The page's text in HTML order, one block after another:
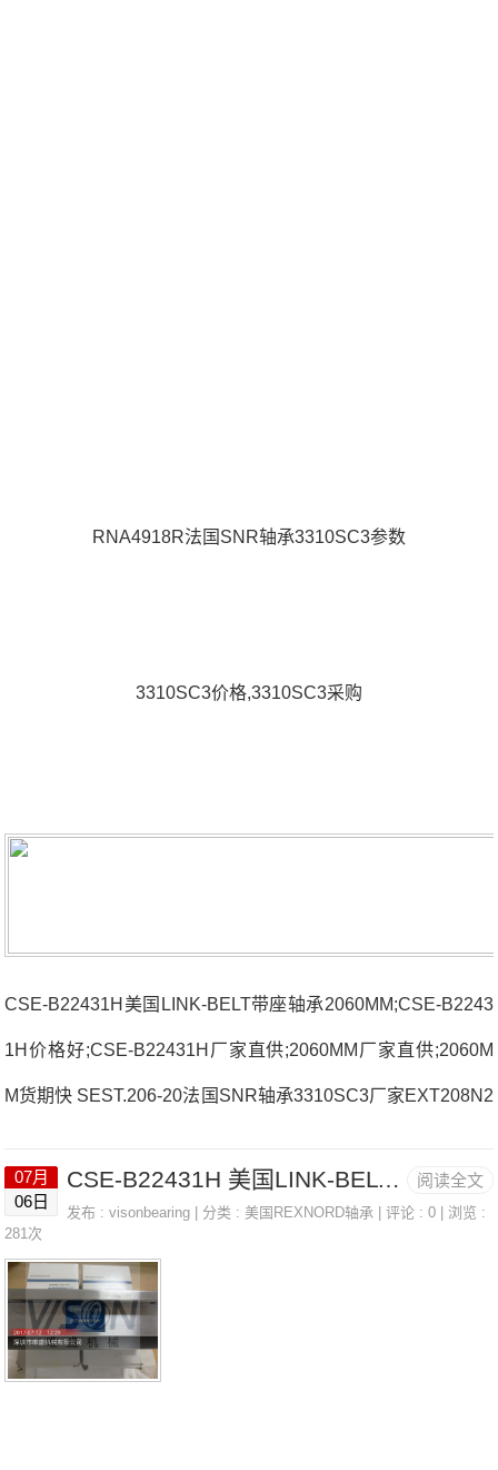
RNA4918R法国SNR轴承3310SC3参数
3310SC3价格,3310SC3采购
CSE-B22431H美国LINK-BELT带座轴承2060MM;CSE-B2243
1H价格好;CSE-B22431H厂家直供;2060MM厂家直供;2060M
M货期快 SEST.206-20法国SNR轴承3310SC3厂家EXT208N2
NA4918R法国SNR轴承3310SC3参数3310SC3价格,3310SC
3采购 热销型号推荐：3310SC3，CSE-B22431H RK6-43N1
Z，P2BE203-SRB-CRE热销品牌推荐：N1014HSKC1NAP4
NATR403310SC33310SC3价格,3310SC3采购3310SC3价格,
331
阅读全文
07月
06日
CSE-B22431H 美国LINK-BELT带座轴承 2060MM
发布 :visonbearing | 分类 :美国REXNORD轴承 | 评论 : 0 | 浏览 :
281次